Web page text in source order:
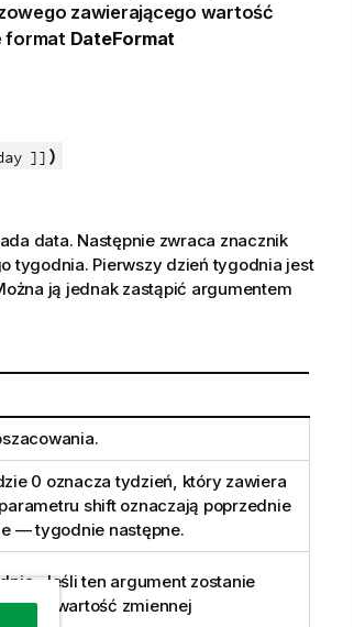
zawierającego wartość
format DateFormat
]] )
data. Następnie zwraca znacznik
tygodnia. Pierwszy dzień tygodnia jest
ją jednak zastąpić argumentem
0 oznacza tydzień, który zawiera
shift oznaczają poprzednie
— tygodnie następne.
Jeśli ten argument zostanie
użyta wartość zmiennej